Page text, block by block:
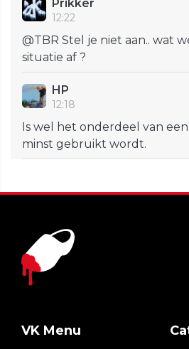
Prikker
12:22
@TBR Stel je niet aan.. wat
situatie af ?
HP
12:18
Is wel het onderdeel van
minst gebruikt wordt.
VK Menu